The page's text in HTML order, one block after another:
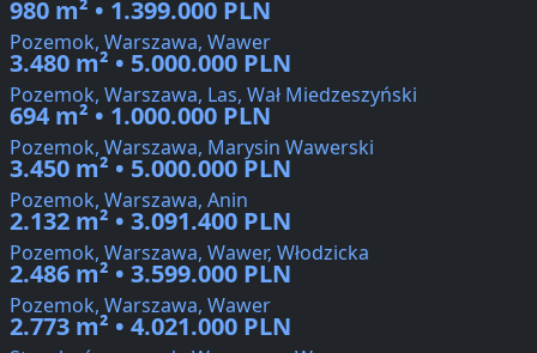
980 m² • 1.399.000 PLN
Pozemok, Warszawa, Wawer
3.480 m² • 5.000.000 PLN
Pozemok, Warszawa, Las, Wał Miedzeszyński
694 m² • 1.000.000 PLN
Pozemok, Warszawa, Marysin Wawerski
3.450 m² • 5.000.000 PLN
Pozemok, Warszawa, Anin
2.132 m² • 3.091.400 PLN
Pozemok, Warszawa, Wawer, Włodzicka
2.486 m² • 3.599.000 PLN
Pozemok, Warszawa, Wawer
2.773 m² • 4.021.000 PLN